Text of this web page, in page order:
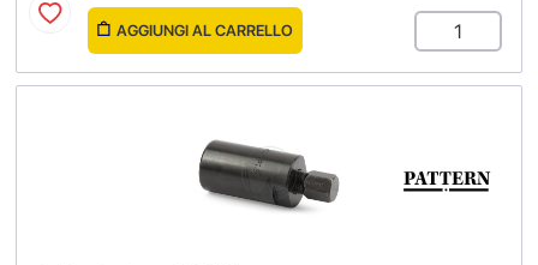
AGGIUNGI AL CARRELLO